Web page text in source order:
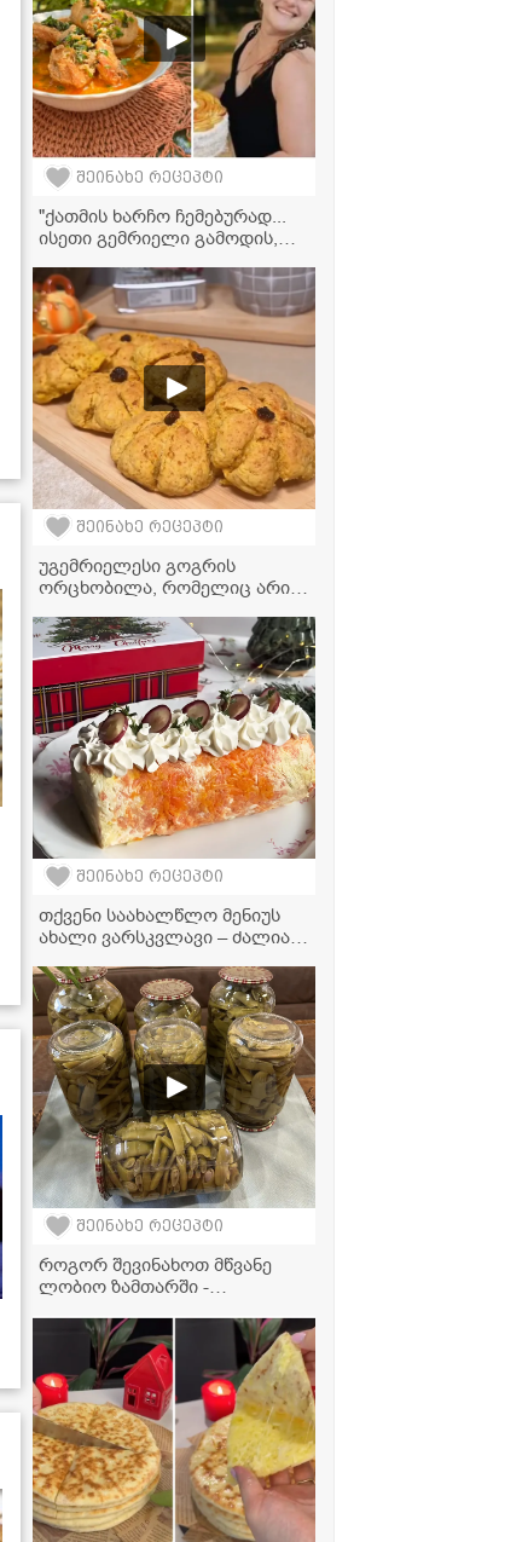
შეინახე რეცეპტი
"ქათმის ხარჩო ჩემებურად...
ისეთი გემრიელი გამოდის,
ტაბატაძის რეცეპტი
შეინახე რეცეპტი
უგემრიელესი გოგრის
ორცხობილა, რომელიც არის
- ვიდეორეცეპტი
შეინახე რეცეპტი
თქვენი საახალწლო მენიუს
ახალი ვარსკვლავი – ძალიან
სალათა "მიმოზა"
შეინახე რეცეპტი
როგორ შევინახოთ მწვანე
ლობიო ზამთარში -